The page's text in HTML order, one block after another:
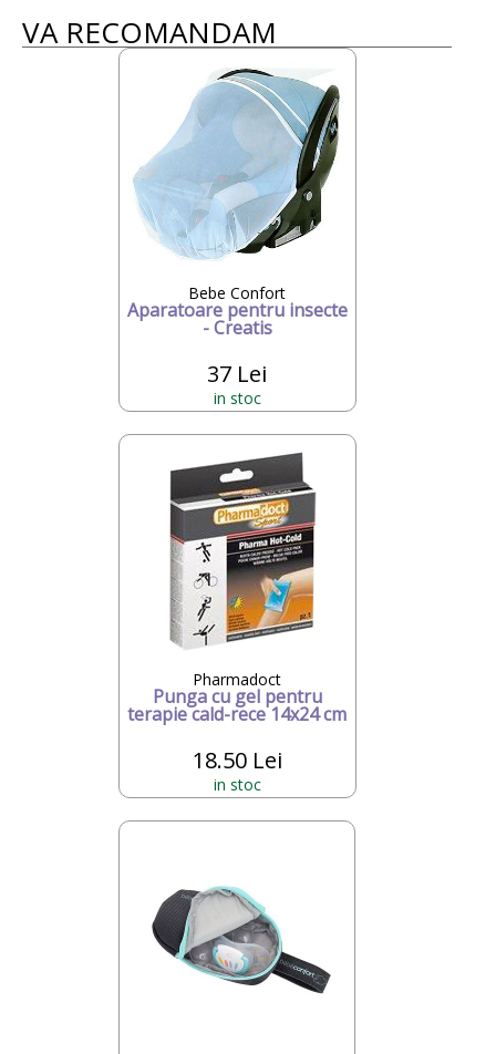
VA RECOMANDAM
Bebe Confort
Aparatoare pentru insecte
- Creatis
37 Lei
in stoc
Pharmadoct
Punga cu gel pentru
terapie cald-rece 14x24 cm
18.50 Lei
in stoc